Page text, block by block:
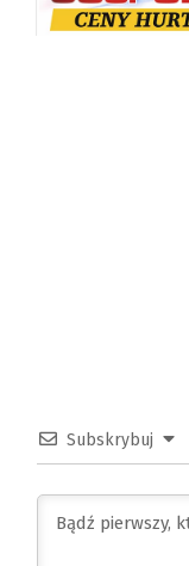
Subskrybuj